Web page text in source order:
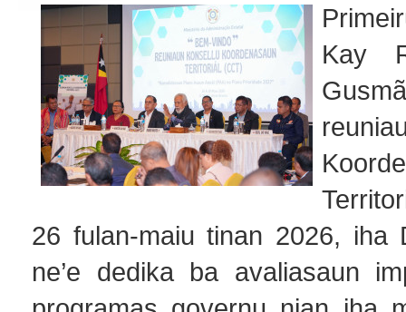
Kay
26 fulan-maiu tinan 2026, iha
ne’e dedika ba avaliasaun